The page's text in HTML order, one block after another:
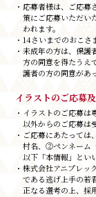
・応募者様は、ご応
策にご応募いただい
われます。
・14さいまでのおこさ
・未成年の方は、保
方の同意を得たうえ
護者の方の同意があ
イラストのご応募
・イラストのご応募
以外からのご応募は
・ご応募にあたって
村名、②ペンネーム
以下「本情報」とい
・株式会社アニプレ
である逃げ上手の若
正なる選考の上、採